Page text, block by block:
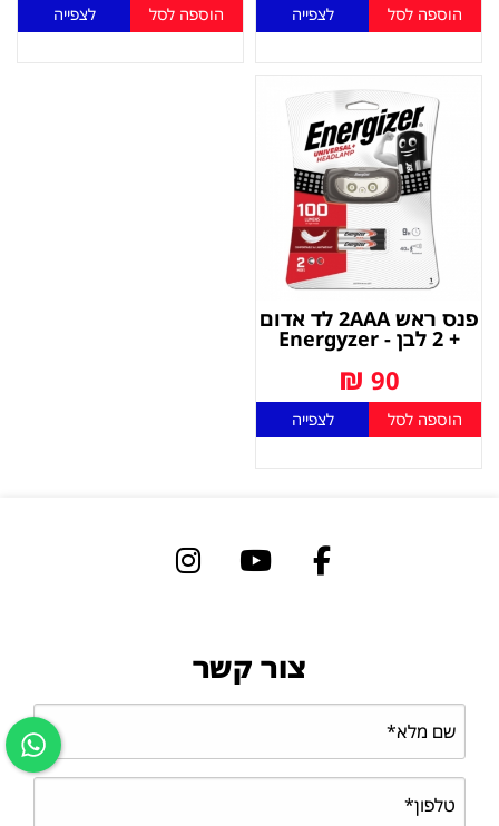
הוספה לסל לצפייה הוספה לסל לצפייה
פנס ראש 2AAA לד אדום
+ 2 לבן - Energyzer
90
₪
הוספה לסל לצפייה
צור קשר